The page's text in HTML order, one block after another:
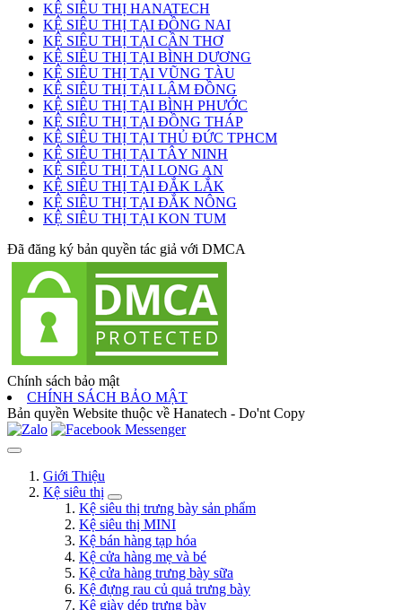
KỆ SIÊU THỊ HANATECH
KỆ SIÊU THỊ TẠI ĐỒNG NAI
KỆ SIÊU THỊ TẠI CẦN THƠ
KỆ SIÊU THỊ TẠI BÌNH DƯƠNG
KỆ SIÊU THỊ TẠI VŨNG TÀU
KỆ SIÊU THỊ TẠI LÂM ĐỒNG
KỆ SIÊU THỊ TẠI BÌNH PHƯỚC
KỆ SIÊU THỊ TẠI ĐỒNG THÁP
KỆ SIÊU THỊ TẠI THỦ ĐỨC TPHCM
KỆ SIÊU THỊ TẠI TÂY NINH
KỆ SIÊU THỊ TẠI LONG AN
KỆ SIÊU THỊ TẠI ĐẮK LẮK
KỆ SIÊU THỊ TẠI ĐẮK NÔNG
KỆ SIÊU THỊ TẠI KON TUM
Đã đăng ký bản quyền tác giả với DMCA
Chính sách bảo mật
CHÍNH SÁCH BẢO MẬT
Bản quyền Website thuộc về Hanatech - Do'nt Copy
Giới Thiệu
Kệ siêu thị
Kệ siêu thị trưng bày sản phẩm
Kệ siêu thị MINI
Kệ bán hàng tạp hóa
Kệ cửa hàng mẹ và bé
Kệ cửa hàng trưng bày sữa
Kệ đựng rau củ quả trưng bày
Kệ giày dép trưng bày